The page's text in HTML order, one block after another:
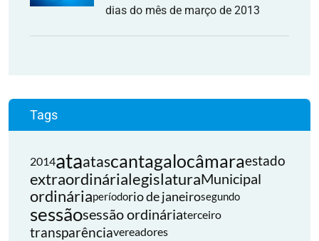
dias do mês de março de 2013
Tags
2014ataatascantagalocâmaraestado
extraordinárialegislaturaMunicipal
ordináriaperíodorio de janeirosegundo
sessãosessão ordináriaterceiro
transparênciavereadores